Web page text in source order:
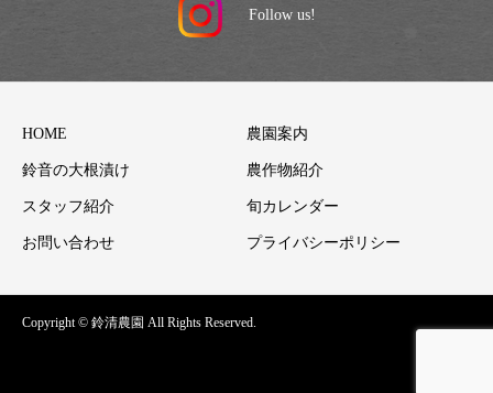
HOME 農園案内
鈴音の大根漬け 農作物紹介
スタッフ紹介 旬カレンダー
お問い合わせ プライバシーポリシー
Copyright © 鈴清農園 All Rights Reserved.